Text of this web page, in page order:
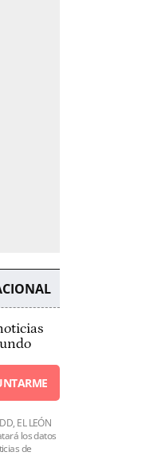
EL LEÓN
los datos
de